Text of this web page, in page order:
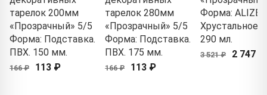
тарелок 200мм
«Прозрачный» 5/5
Форма: Подставка.
ПВХ. 150 мм.
166 ₽ 113 ₽
тарелок 280мм
«Прозрачный» 5/5
Форма: Подставка.
ПВХ. 175 мм.
166 ₽ 113 ₽
Форма: ALIZEE.
Хрустальное
290 мл.
3 521 ₽ 2 747 ₽